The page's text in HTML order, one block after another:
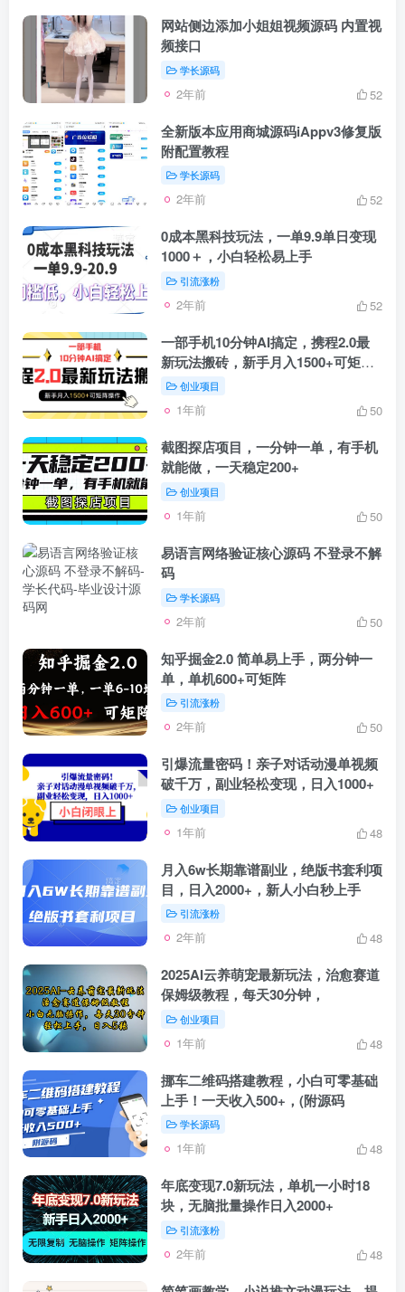
网站侧边添加小姐姐视频源码 内置视
频接口
学长源码
2年前 52
全新版本应用商城源码iAppv3修复版
附配置教程
学长源码
2年前 52
0成本黑科技玩法，一单9.9单日变现
1000＋，小白轻松易上手
引流涨粉
2年前 52
一部手机10分钟AI搞定，携程2.0最
新玩法搬砖，新手月入1500+可矩阵
操作创业项目
1年前 50
截图探店项目，一分钟一单，有手机
就能做，一天稳定200+
创业项目
1年前 50
易语言网络验证核心源码 不登录不解
码
学长源码
2年前 50
知乎掘金2.0 简单易上手，两分钟一
单，单机600+可矩阵
引流涨粉
2年前 50
引爆流量密码！亲子对话动漫单视频
破千万，副业轻松变现，日入1000+
创业项目
1年前 48
月入6w长期靠谱副业，绝版书套利项
目，日入2000+，新人小白秒上手
引流涨粉
2年前 48
2025AI云养萌宠最新玩法，治愈赛道
保姆级教程，每天30分钟，
创业项目
1年前 48
挪车二维码搭建教程，小白可零基础
上手！一天收入500+，(附源码
学长源码
1年前 48
年底变现7.0新玩法，单机一小时18
块，无脑批量操作日入2000+
引流涨粉
2年前 48